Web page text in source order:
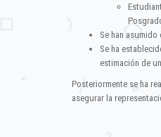
Se han
Se ha
estimación de
Posteriormente se ha
asegurar la